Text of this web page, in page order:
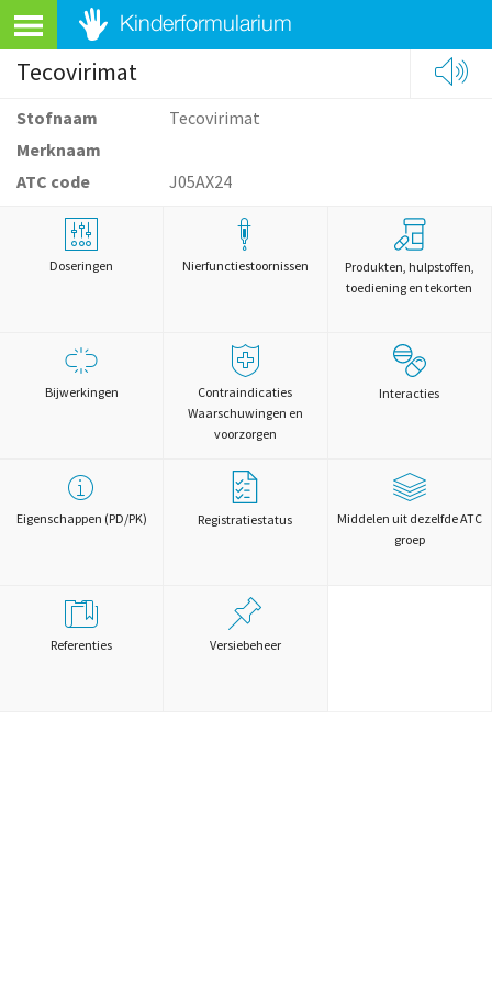
Tecovirimat
Stofnaam
Tecovirimat
Merknaam
ATC code
J05AX24
Doseringen Nierfunctiestoornissen
Produkten, hulpstoffen,
toediening en tekorten
Bijwerkingen
Contraindicaties
Waarschuwingen en
voorzorgen
Interacties
Eigenschappen (PD/PK) Registratiestatus
Middelen uit dezelfde ATC
groep
Referenties Versiebeheer